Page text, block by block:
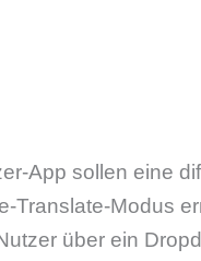
App sollen eine
Translate-Modus
über ein